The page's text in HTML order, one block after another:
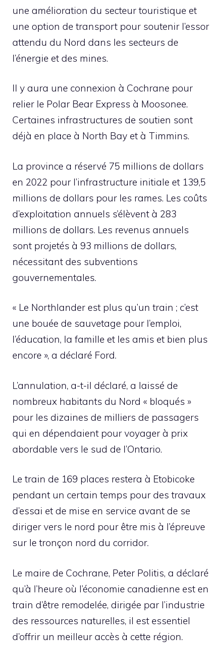
une amélioration du secteur touristique et
une option de transport pour soutenir l’essor
attendu du Nord dans les secteurs de
l’énergie et des mines.
Il y aura une connexion à Cochrane pour
relier le Polar Bear Express à Moosonee.
Certaines infrastructures de soutien sont
déjà en place à North Bay et à Timmins.
La province a réservé 75 millions de dollars
en 2022 pour l’infrastructure initiale et 139,5
millions de dollars pour les rames. Les coûts
d’exploitation annuels s’élèvent à 283
millions de dollars. Les revenus annuels
sont projetés à 93 millions de dollars,
nécessitant des subventions
gouvernementales.
« Le Northlander est plus qu’un train ; c’est
une bouée de sauvetage pour l’emploi,
l’éducation, la famille et les amis et bien plus
encore », a déclaré Ford.
L’annulation, a-t-il déclaré, a laissé de
nombreux habitants du Nord « bloqués »
pour les dizaines de milliers de passagers
qui en dépendaient pour voyager à prix
abordable vers le sud de l’Ontario.
Le train de 169 places restera à Etobicoke
pendant un certain temps pour des travaux
d’essai et de mise en service avant de se
diriger vers le nord pour être mis à l’épreuve
sur le tronçon nord du corridor.
Le maire de Cochrane, Peter Politis, a déclaré
qu’à l’heure où l’économie canadienne est en
train d’être remodelée, dirigée par l’industrie
des ressources naturelles, il est essentiel
d’offrir un meilleur accès à cette région.